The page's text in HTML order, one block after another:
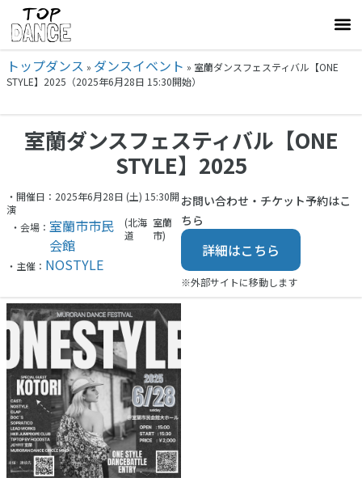
トップダンス » ダンスイベント » 室蘭ダンスフェスティバル【ONE
STYLE】2025（2025年6月28日 15:30開始）
室蘭ダンスフェスティバル【ONE
STYLE】2025
・開催日：2025年6月28日 (土) 15:30開
演
・会場： 室蘭市市民
会館
(北海
道
室蘭
市)
・主催： NOSTYLE
お問い合わせ・チケット予約はこ
ちら
詳細はこちら
※外部サイトに移動します